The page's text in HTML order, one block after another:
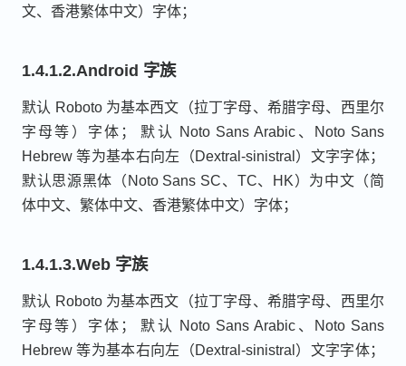
文、香港繁体中文）字体；
1.4.1.2.Android 字族
默认 Roboto 为基本西文（拉丁字母、希腊字母、西里尔
字母等）字体； 默认 Noto Sans Arabic、Noto Sans
Hebrew 等为基本右向左（Dextral-sinistral）文字字体；
默认思源黑体（Noto Sans SC、TC、HK）为中文（简
体中文、繁体中文、香港繁体中文）字体；
1.4.1.3.Web 字族
默认 Roboto 为基本西文（拉丁字母、希腊字母、西里尔
字母等）字体； 默认 Noto Sans Arabic、Noto Sans
Hebrew 等为基本右向左（Dextral-sinistral）文字字体；